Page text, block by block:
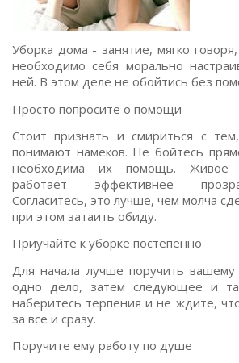
Уборка дома - занятие, мягко
необходимо себя морально
ней. В этом деле не обойтись без
Просто попросите о помощи
Стоит признать и смириться с
понимают намеков. Не бойтесь
необходима их помощь. Живое
работает эффективнее
Согласитесь, это лучше, чем молча
при этом затаить обиду.
Приучайте к уборке постепенно
Для начала лучше поручить
одно дело, затем следующее и
наберитесь терпения и не ждите,
за все и сразу.
Поручите ему работу по душе